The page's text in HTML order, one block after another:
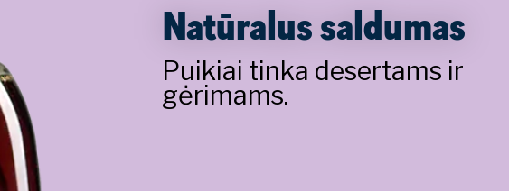
Natūralus saldumas
Puikiai tinka desertams ir
gėrimams.